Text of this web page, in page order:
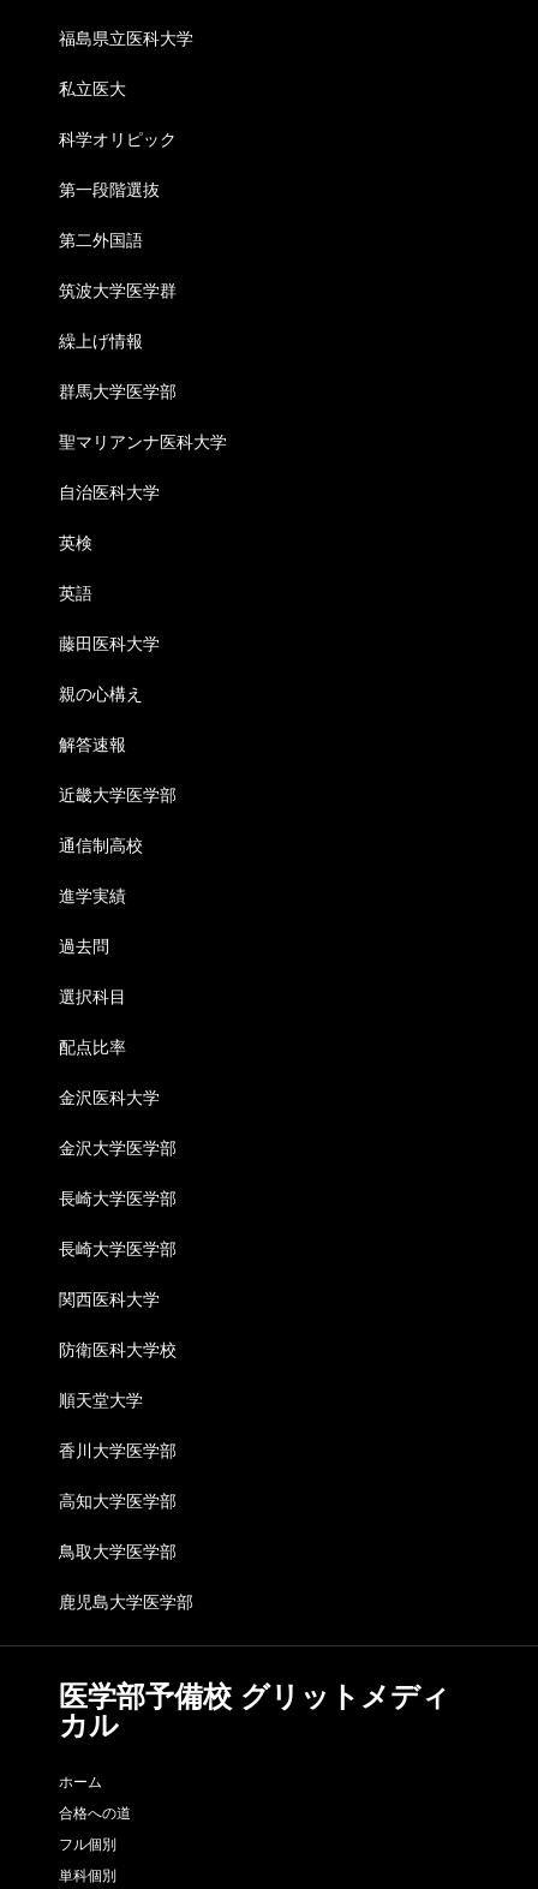
福島県立医科大学
私立医大
科学オリピック
第一段階選抜
第二外国語
筑波大学医学群
繰上げ情報
群馬大学医学部
聖マリアンナ医科大学
自治医科大学
英検
英語
藤田医科大学
親の心構え
解答速報
近畿大学医学部
通信制高校
進学実績
過去問
選択科目
配点比率
金沢医科大学
金沢大学医学部
長崎大学医学部
長崎大学医学部
関西医科大学
防衛医科大学校
順天堂大学
香川大学医学部
高知大学医学部
鳥取大学医学部
鹿児島大学医学部
医学部予備校 グリットメディ
カル
ホーム
合格への道
フル個別
単科個別